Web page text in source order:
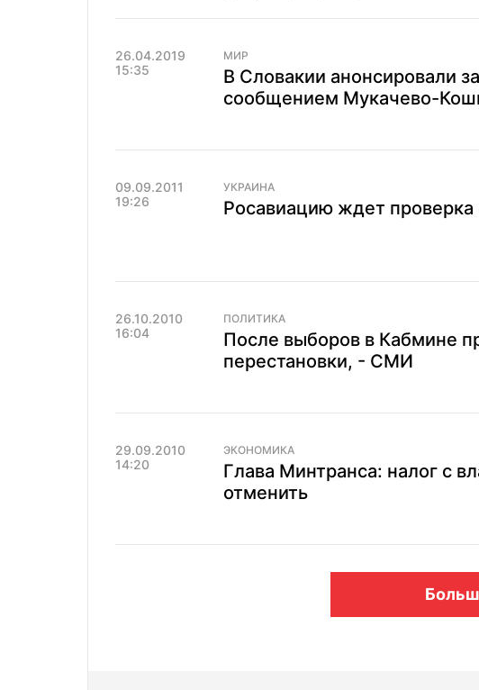
26.04.2019
15:35
МИР
В Словакии анонсировали
сообщением Мукачево-
09.09.2011
19:26
УКРАИНА
Росавиацию ждет проверка
26.10.2010
16:04
ПОЛИТИКА
После выборов в Кабмине
перестановки, - СМИ
29.09.2010
14:20
ЭКОНОМИКА
Глава Минтранса: налог с
отменить